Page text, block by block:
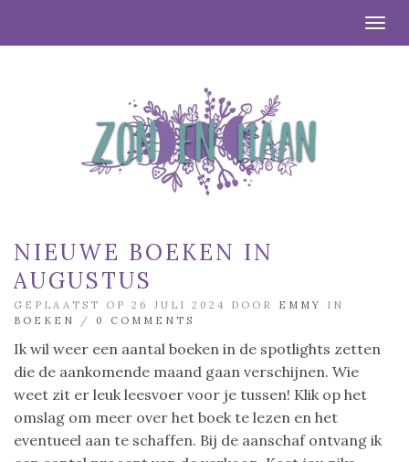
NIEUWE BOEKEN IN
AUGUSTUS
GEPLAATST OP 26 JULI 2024 DOOR EMMY
IN
BOEKEN
/ 0 COMMENTS
Ik wil weer een aantal boeken in de spotlights zetten
die de aankomende maand gaan verschijnen. Wie
weet zit er leuk leesvoer voor je tussen! Klik op het
omslag om meer over het boek te lezen en het
eventueel aan te schaffen. Bij de aanschaf ontvang ik